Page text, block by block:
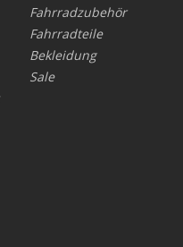
Fahrradzubehör
Fahrradteile
Bekleidung
Sale